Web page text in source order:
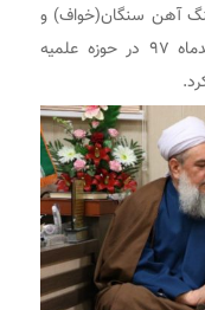
آهن سنگان(خواف) و
هیئت همراه، شامگاه چهارشنبه ۱۵ اسفندماه ۹۷ در حوزه علمیه